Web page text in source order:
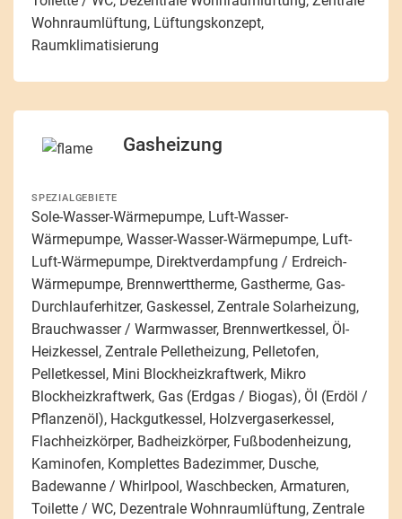
Wohnraumlüftung, Lüftungskonzept,
Raumklimatisierung
Gasheizung
SPEZIALGEBIETE
Sole-Wasser-Wärmepumpe, Luft-Wasser-
Wärmepumpe, Wasser-Wasser-Wärmepumpe, Luft-
Luft-Wärmepumpe, Direktverdampfung / Erdreich-
Wärmepumpe, Brennwerttherme, Gastherme, Gas-
Durchlauferhitzer, Gaskessel, Zentrale Solarheizung,
Brauchwasser / Warmwasser, Brennwertkessel, Öl-
Heizkessel, Zentrale Pelletheizung, Pelletofen,
Pelletkessel, Mini Blockheizkraftwerk, Mikro
Blockheizkraftwerk, Gas (Erdgas / Biogas), Öl (Erdöl /
Pflanzenöl), Hackgutkessel, Holzvergaserkessel,
Flachheizkörper, Badheizkörper, Fußbodenheizung,
Kaminofen, Komplettes Badezimmer, Dusche,
Badewanne / Whirlpool, Waschbecken, Armaturen,
Toilette / WC, Dezentrale Wohnraumlüftung, Zentrale